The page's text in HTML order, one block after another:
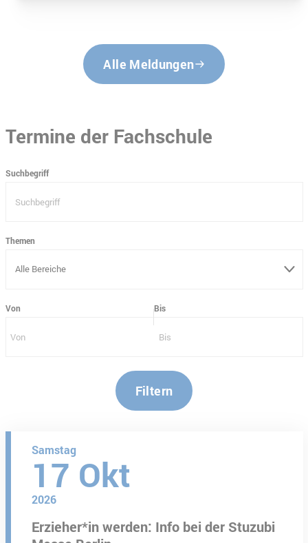
Alle Meldungen
Termine der Fachschule
Suchbegriff
Themen
Von Bis
Filtern
Samstag
17 Okt
2026
Erzieher*in werden: Info bei der Stuzubi